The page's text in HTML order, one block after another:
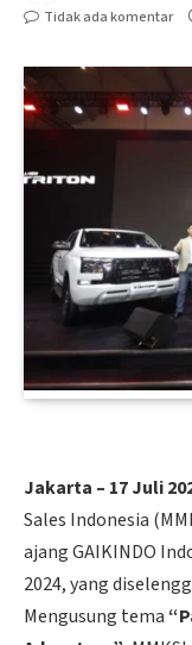
Tidak ada komentar
Jakarta – 17 Juli
Sales Indonesia
ajang GAIKINDO
2024, yang
Mengusung tema